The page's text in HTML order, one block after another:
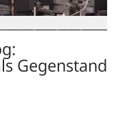
Gegenstand